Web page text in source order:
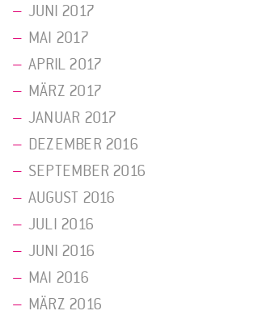
JUNI 2017
MAI 2017
APRIL 2017
MÄRZ 2017
JANUAR 2017
DEZEMBER 2016
SEPTEMBER 2016
AUGUST 2016
JULI 2016
JUNI 2016
MAI 2016
MÄRZ 2016